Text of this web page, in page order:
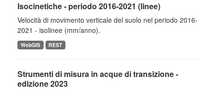
Isocinetiche - periodo 2016-2021 (linee)
Velocità di movimento verticale del suolo nel periodo 2016-
2021 - isolinee (mm/anno).
WebGIS REST
Strumenti di misura in acque di transizione -
edizione 2023